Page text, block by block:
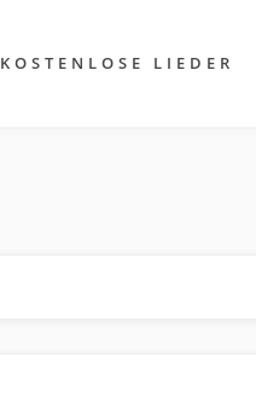
KOSTENLOSE LIEDER